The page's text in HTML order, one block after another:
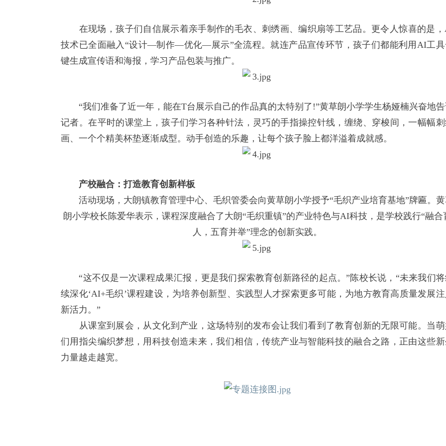
在现场，孩子们自信展示着亲手制作的毛衣、刺绣画、编织扇等工艺品。更令人惊喜的是
技术已全面融入“设计—制作—优化—展示”全流程。就连产品宣传环节，孩子们都能利用AI工
键生成宣传语和海报，学习产品包装与推广。
“我们准备了近一年，能在T台展示自己的作品真的太特别了!”黄草朗小学学生杨娅楠兴奋地
记者。在平时的课堂上，孩子们学习各种针法，灵巧的手指操控针线，缠绕、穿梭间，一幅幅
画、一个个精美杯垫逐渐成型。动手创造的乐趣，让每个孩子脸上都洋溢着成就感。
产校融合：打造教育创新样板
活动现场，大朗镇教育管理中心、毛织管委会向黄草朗小学授予“毛织产业培育基地”牌匾。
朗小学校长陈爱华表示，课程深度融合了大朗“毛织重镇”的产业特色与AI科技，是学校践行“融合
人，五育并举”理念的创新实践。
“这不仅是一次课程成果汇报，更是我们探索教育创新路径的起点。”陈校长说，“未来我们
续深化‘AI+毛织’课程建设，为培养创新型、实践型人才探索更多可能，为地方教育高质量发展
新活力。”
从课室到展会，从文化到产业，这场特别的发布会让我们看到了教育创新的无限可能。当
们用指尖编织梦想，用科技创造未来，我们相信，传统产业与智能科技的融合之路，正由这些
力量越走越宽。